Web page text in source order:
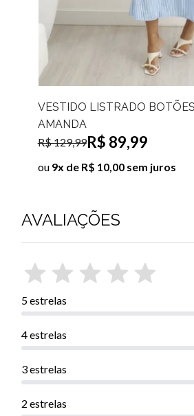
VESTIDO
R$ 199,99
ou9x de R$
AVALIAÇÕES
5 estrelas
4 estrelas
3 estrelas
2 estrelas